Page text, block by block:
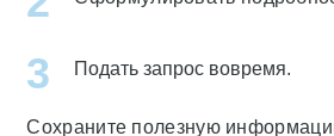
Подать запрос вовремя.
Сохраните полезную